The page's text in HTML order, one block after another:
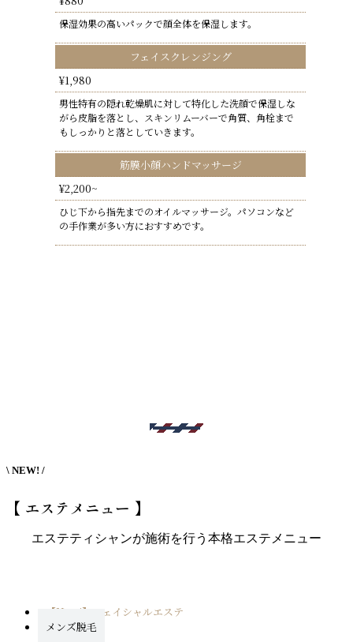
保湿効果の高いパックで顔全体を保湿します。
フェイスクレンジング
¥1,980
男性特有の隠れ乾燥肌に対して特化した洗顔で保湿しな
がら皮脂を落とし、スキンリムーバーで角質、角栓まで
もしっかりと落としていきます。
筋膜小顔ハンドマッサージ
¥2,200~
ひじ下から指先までのオイルマッサージ。パソコンなど
の手作業が多い方におすすめです。
\ NEW! /
【 エステメニュー 】
エステティシャンが施術を行う本格エステメニュー
【New!】フェイシャルエステ
メンズ脱毛